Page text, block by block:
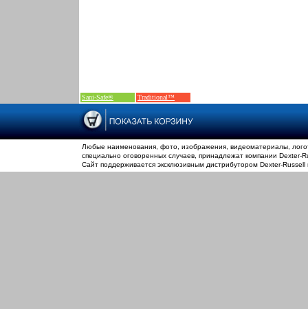
Sani-Safe® Traditional™
Любые наименования, фото, изображения, видеоматериалы,
специально оговоренных случаев, принадлежат компании Dexter-
Сайт поддерживается эксклюзивным дистрибутором Dexter-Russell